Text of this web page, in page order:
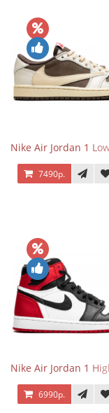
Nike Air Jordan 1
7490р.
Nike Air Jordan 1
6990р.